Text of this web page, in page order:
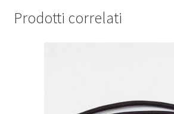
Prodotti correlati